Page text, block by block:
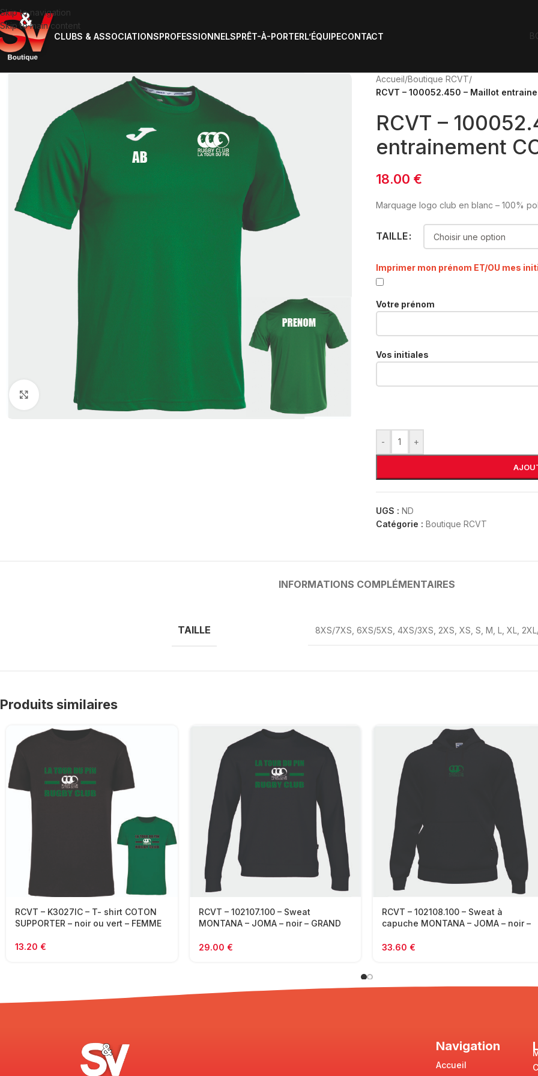
Skip to navigation
Skip to main content
CLUBS & ASSOCIATIONSPROFESSIONNELSPRÊT-À-PORTERL’ÉQUIPECONTACT
Click to enlarge
Accueil/Boutique RCVT/
RCVT – 100052.450 – Maillot
RCVT –
entrainement
18.00 €
Marquage logo club en blanc – 100%
TAILLE
Imprimer mon prénom ET/OU mes
Votre prénom
Vos initiales
- +
UGS : ND
Catégorie : Boutique RCVT
INFORMATIONS COMPLÉMENTAIRES
TAILLE 8XS/7XS 6XS/5XS 4XS/3XS 2XS XS S M L XL
Produits similaires
RCVT – K3027IC – T- shirt COTON
SUPPORTER – noir ou vert – FEMME
13.20 €
RCVT – 102107.100 – Sweat
MONTANA – JOMA – noir – GRAND
29.00 €
RCVT – 102108.100 – Sweat à
capuche MONTANA – JOMA – noir –
33.60 €
Navigation
Accueil